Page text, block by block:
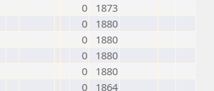
0
1873
0
1880
0
1880
0
1880
0
1880
0
1864